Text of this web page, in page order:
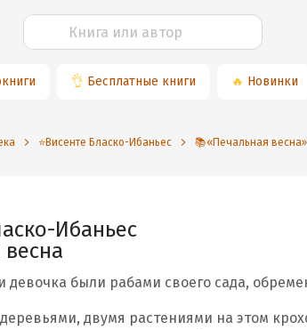
👌 Бесплатные книги 🔥 Новинки
⭐️Висенте Бласко-Ибаньес 📚«Печальная весна»
Ибаньес
девочка были рабами своего сада,
двумя растениями на этом